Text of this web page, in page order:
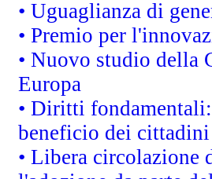
• Uguaglianza di
• Premio per
• Nuovo studio della
Europa
• Diritti
beneficio dei cittadini
• Libera circolazione